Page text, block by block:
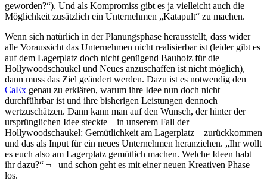
geworden?“). Und als Kompromiss gibt es ja vielleicht auch die
Möglichkeit zusätzlich ein Unternehmen „Katapult“ zu machen.
Wenn sich natürlich in der Planungsphase herausstellt, dass wider
alle Voraussicht das Unternehmen nicht realisierbar ist (leider gibt es
auf dem Lagerplatz doch nicht genügend Bauholz für die
Hollywoodschaukel und Neues anzuschaffen ist nicht möglich),
dann muss das Ziel geändert werden. Dazu ist es notwendig den
CaEx genau zu erklären, warum ihre Idee nun doch nicht
durchführbar ist und ihre bisherigen Leistungen dennoch
wertzuschätzen. Dann kann man auf den Wunsch, der hinter der
ursprünglichen Idee steckte – in unserem Fall der
Hollywoodschaukel: Gemütlichkeit am Lagerplatz – zurückkommen
und das als Input für ein neues Unternehmen heranziehen. „Ihr wollt
es euch also am Lagerplatz gemütlich machen. Welche Ideen habt
ihr dazu?“ ¬– und schon geht es mit einer neuen Kreativen Phase
los.